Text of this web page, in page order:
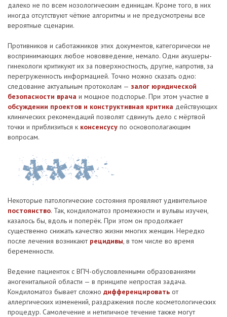
далеко не по всем нозологическим единицам. Кроме того, в них
иногда отсутствуют чёткие алгоритмы и не предусмотрены все
вероятные сценарии.
Противников и саботажников этих документов, категорически не
воспринимающих любое нововведение, немало. Одни акушеры-
гинекологи критикуют их за поверхностность, другие, напротив, за
перегруженность информацией. Точно можно сказать одно:
следование актуальным протоколам — залог юридической
безопасности врача и мощное подспорье. При этом участие в
обсуждении проектов и конструктивная критика действующих
клинических рекомендаций позволят сдвинуть дело с мёртвой
точки и приблизиться к консенсусу по основополагающим
вопросам.
Некоторые патологические состояния проявляют удивительное
постоянство. Так, кондиломатоз промежности и вульвы изучен,
казалось бы, вдоль и поперёк. При этом он продолжает
существенно снижать качество жизни многих женщин. Нередко
после лечения возникают рецидивы, в том числе во время
беременности.
Ведение пациенток с ВПЧ-обусловленными образованиями
аногенитальной области — в принципе непростая задача.
Кондиломатоз бывает сложно дифференцировать от
аллергических изменений, раздражения после косметологических
процедур. Самолечение и нетипичное течение также могут